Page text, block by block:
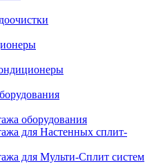
оборудования
для Настенных сплит-
для Мульти-Сплит систем